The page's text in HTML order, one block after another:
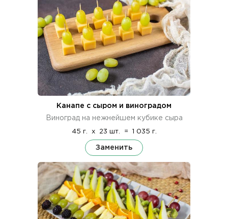
Канапе с сыром и виноградом
Виноград на нежнейшем кубике сыра
45 г. x 23 шт. = 1 035 г.
Заменить